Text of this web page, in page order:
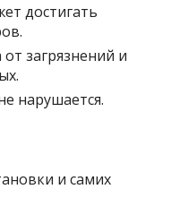
достигать
загрязнений и
нарушается.
и самих